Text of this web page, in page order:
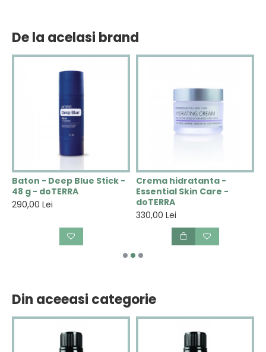
De la acelasi brand
Baton - Deep Blue Stick -
48 g - doTERRA
290,00 Lei
Crema hidratanta -
Essential Skin Care -
doTERRA
330,00 Lei
Din aceeasi categorie